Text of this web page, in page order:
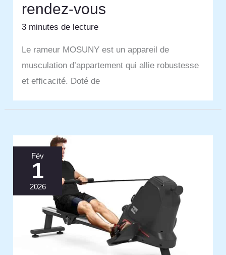
rendez-vous
3 minutes de lecture
Le rameur MOSUNY est un appareil de
musculation d’appartement qui allie robustesse
et efficacité. Doté de
Fév
1
2026